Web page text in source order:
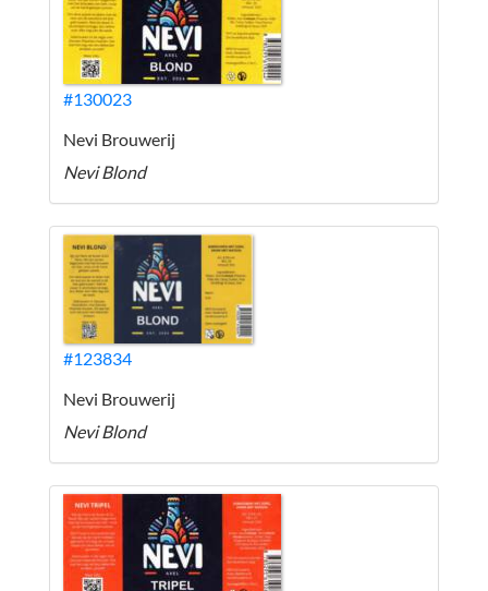
#130023
Nevi Brouwerij
Nevi Blond
#123834
Nevi Brouwerij
Nevi Blond